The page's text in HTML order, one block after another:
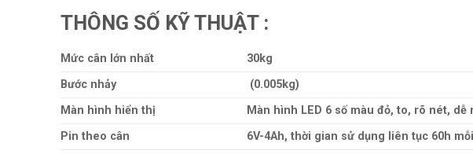
THÔNG SỐ KỸ THUẬT :
Mức cân lớn nhất
30kg
Bước nhảy
(0.005kg)
Màn hình hiển thị
Màn hình LED 6 số màu đỏ, to, rõ nét,
Pin theo cân
6V-4Ah, thời gian sử dụng liên tục 60h